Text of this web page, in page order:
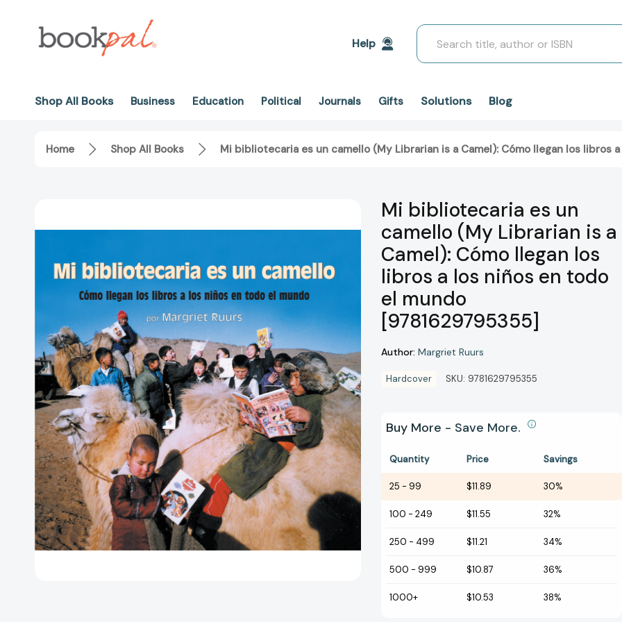
Help
Search
Shop All Books Business Education Political Journals Gifts Solutions Blog
Home Shop All Books Mi bibliotecaria es un camello (My Librarian is a Camel): Cómo llegan los libros
Mi bibliotecaria es un
camello (My Librarian is a
Camel): Cómo llegan los
libros a los niños en todo
el mundo
[9781629795355]
Author: Margriet Ruurs
Hardcover SKU: 9781629795355
Buy More - Save More.
Quantity Price Savings
25 - 99 $11.89 30%
100 - 249 $11.55 32%
250 - 499 $11.21 34%
500 - 999 $10.87 36%
1000+ $10.53 38%